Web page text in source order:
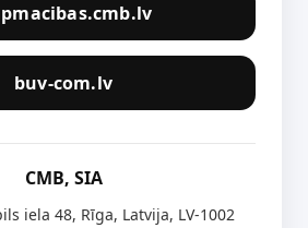
buv-com.lv
CMB, SIA
iela 48, Rīga, Latvija, LV-1002